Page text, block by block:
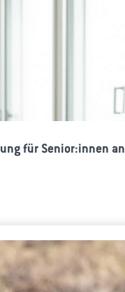
für Senior:innen an